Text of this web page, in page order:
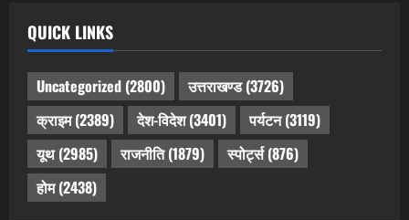
QUICK LINKS
Uncategorized (2800) उत्तराखण्ड(3726)
क्राइम(2389) देश-विदेश(3401) पर्यटन(3119)
यूथ(2985) राजनीति(1879) स्पोर्ट्स(876)
होम(2438)